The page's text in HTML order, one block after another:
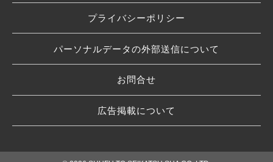
プライバシーポリシー
パーソナルデータの外部送信について
お問合せ
広告掲載について